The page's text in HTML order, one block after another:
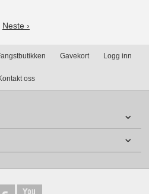
Neste ›
Gavekort Logg inn
oss